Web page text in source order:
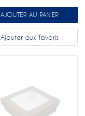
AJOUTER AU PANIER
Ajouter aux favoris